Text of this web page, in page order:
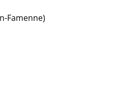
Famenne)